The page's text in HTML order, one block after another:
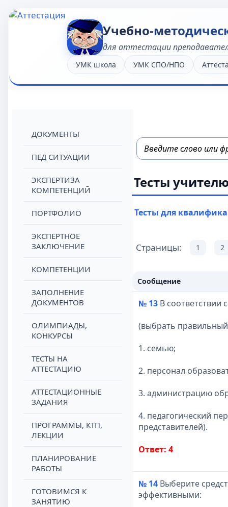
Учебно-
для аттестации
УМК школа УМК СПО/НПО
ДОКУМЕНТЫ
ПЕД СИТУАЦИИ
ЭКСПЕРТИЗА
КОМПЕТЕНЦИЙ
ПОРТФОЛИО
ЭКСПЕРТНОЕ
ЗАКЛЮЧЕНИЕ
КОМПЕТЕНЦИИ
ЗАПОЛНЕНИЕ
ДОКУМЕНТОВ
ОЛИМПИАДЫ,
КОНКУРСЫ
ТЕСТЫ НА
АТТЕСТАЦИЮ
АТТЕСТАЦИОННЫЕ
ЗАДАНИЯ
ПРОГРАММЫ, КТП,
ЛЕКЦИИ
ПЛАНИРОВАНИЕ
РАБОТЫ
ГОТОВИМСЯ К
ЗАНЯТИЮ
Тесты
Тесты для
Страницы: 1 2
Сообщение
№ 13 В соответствии
(выбрать
1. семью;
2. персонал
3. администрацию
4. педагогический
представителей).
Ответ: 4
№ 14 Выберите
эффективными: